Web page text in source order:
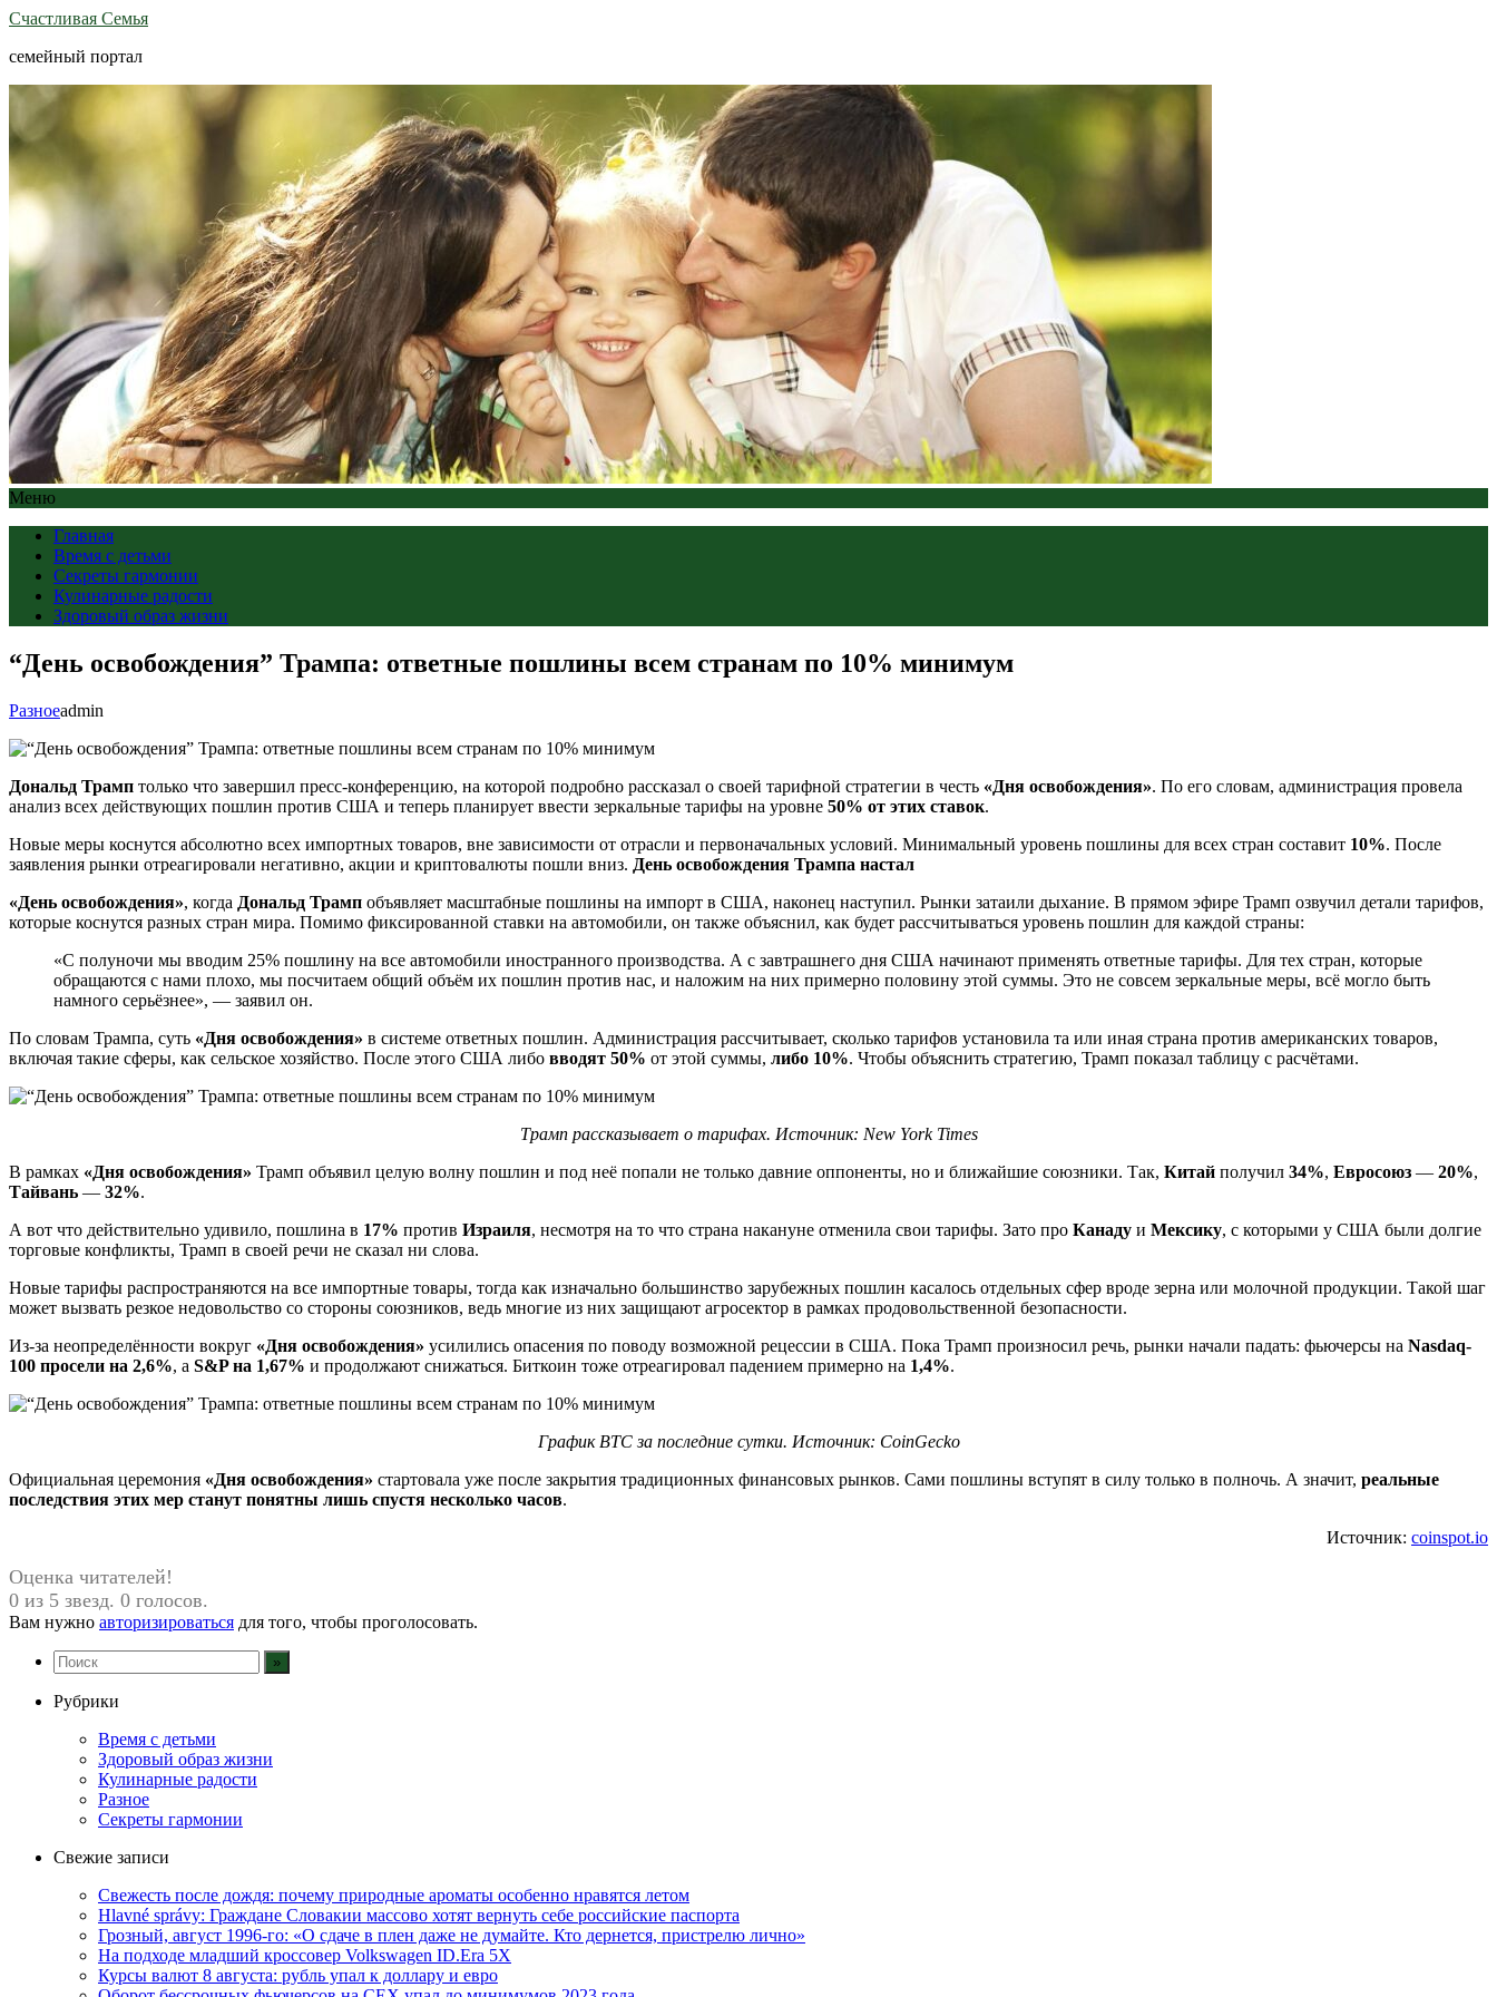
Счастливая Семья
семейный портал
Меню
Главная
Время с детьми
Секреты гармонии
Кулинарные радости
Здоровый образ жизни
“День освобождения” Трампа: ответные пошлины всем странам по 10% минимум
Разноеadmin
Дональд Трамп только что завершил пресс-конференцию, на которой подробно рассказал о своей тарифной стратегии в честь «Дня освобождения». По его словам, администрация провела
анализ всех действующих пошлин против США и теперь планирует ввести зеркальные тарифы на уровне 50% от этих ставок.
Новые меры коснутся абсолютно всех импортных товаров, вне зависимости от отрасли и первоначальных условий. Минимальный уровень пошлины для всех стран составит 10%. После
заявления рынки отреагировали негативно, акции и криптовалюты пошли вниз. День освобождения Трампа настал
«День освобождения», когда Дональд Трамп объявляет масштабные пошлины на импорт в США, наконец наступил. Рынки затаили дыхание. В прямом эфире Трамп озвучил детали тарифов,
которые коснутся разных стран мира. Помимо фиксированной ставки на автомобили, он также объяснил, как будет рассчитываться уровень пошлин для каждой страны:
«С полуночи мы вводим 25% пошлину на все автомобили иностранного производства. А с завтрашнего дня США начинают применять ответные тарифы. Для тех стран, которые
обращаются с нами плохо, мы посчитаем общий объём их пошлин против нас, и наложим на них примерно половину этой суммы. Это не совсем зеркальные меры, всё могло быть
намного серьёзнее», — заявил он.
По словам Трампа, суть «Дня освобождения» в системе ответных пошлин. Администрация рассчитывает, сколько тарифов установила та или иная страна против американских товаров,
включая такие сферы, как сельское хозяйство. После этого США либо вводят 50% от этой суммы, либо 10%. Чтобы объяснить стратегию, Трамп показал таблицу с расчётами.
Трамп рассказывает о тарифах. Источник: New York Times
В рамках «Дня освобождения» Трамп объявил целую волну пошлин и под неё попали не только давние оппоненты, но и ближайшие союзники. Так, Китай получил 34%, Евросоюз — 20%,
Тайвань — 32%.
А вот что действительно удивило, пошлина в 17% против Израиля, несмотря на то что страна накануне отменила свои тарифы. Зато про Канаду и Мексику, с которыми у США были долгие
торговые конфликты, Трамп в своей речи не сказал ни слова.
Новые тарифы распространяются на все импортные товары, тогда как изначально большинство зарубежных пошлин касалось отдельных сфер вроде зерна или молочной продукции. Такой шаг
может вызвать резкое недовольство со стороны союзников, ведь многие из них защищают агросектор в рамках продовольственной безопасности.
Из-за неопределённости вокруг «Дня освобождения» усилились опасения по поводу возможной рецессии в США. Пока Трамп произносил речь, рынки начали падать: фьючерсы на Nasdaq-
100 просели на 2,6%, а S&P на 1,67% и продолжают снижаться. Биткоин тоже отреагировал падением примерно на 1,4%.
График BTC за последние сутки. Источник: CoinGecko
Официальная церемония «Дня освобождения» стартовала уже после закрытия традиционных финансовых рынков. Сами пошлины вступят в силу только в полночь. А значит, реальные
последствия этих мер станут понятны лишь спустя несколько часов.
Источник: coinspot.io
Оценка читателей!
0 из 5 звезд. 0 голосов.
Вам нужно авторизироваться для того, чтобы проголосовать.
Рубрики
Время с детьми
Здоровый образ жизни
Кулинарные радости
Разное
Секреты гармонии
Свежие записи
Свежесть после дождя: почему природные ароматы особенно нравятся летом
Hlavné správy: Граждане Словакии массово хотят вернуть себе российские паспорта
Грозный, август 1996-го: «О сдаче в плен даже не думайте. Кто дернется, пристрелю лично»
На подходе младший кроссовер Volkswagen ID.Era 5X
Курсы валют 8 августа: рубль упал к доллару и евро